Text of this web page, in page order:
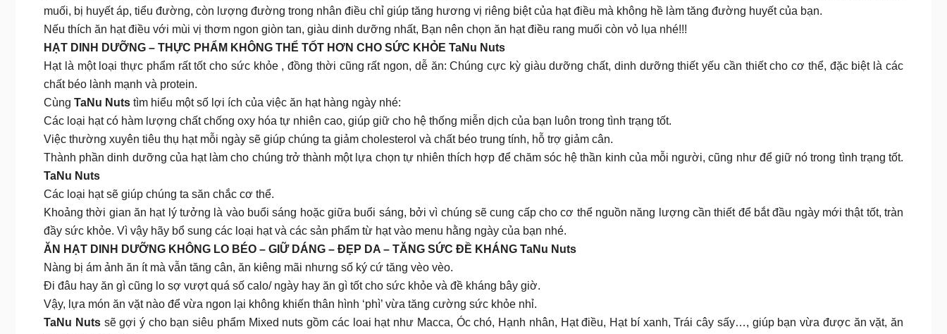
muối, bị huyết áp, tiểu đường, còn lượng đường trong nhân điều chỉ giúp tăng hương vị riêng biệt của hạt điều mà không hề làm tăng đường huyết của bạn.
Nếu thích ăn hạt điều với mùi vị thơm ngon giòn tan, giàu dinh dưỡng nhất, Bạn nên chọn ăn hạt điều rang muối còn vỏ lụa nhé!!!
HẠT DINH DƯỠNG – THỰC PHẨM KHÔNG THỂ TỐT HƠN CHO SỨC KHỎE TaNu Nuts
Hạt là một loại thực phẩm rất tốt cho sức khỏe , đồng thời cũng rất ngon, dễ ăn: Chúng cực kỳ giàu dưỡng chất, dinh dưỡng thiết yếu cần thiết cho cơ thể, đặc biệt là các
chất béo lành mạnh và protein.
Cùng TaNu Nuts tìm hiểu một số lợi ích của việc ăn hạt hàng ngày nhé:
Các loại hạt có hàm lượng chất chống oxy hóa tự nhiên cao, giúp giữ cho hệ thống miễn dịch của bạn luôn trong tình trạng tốt.
Việc thường xuyên tiêu thụ hạt mỗi ngày sẽ giúp chúng ta giảm cholesterol và chất béo trung tính, hỗ trợ giảm cân.
Thành phần dinh dưỡng của hạt làm cho chúng trở thành một lựa chọn tự nhiên thích hợp để chăm sóc hệ thần kinh của mỗi người, cũng như để giữ nó trong tình trạng tốt.
TaNu Nuts
Các loại hạt sẽ giúp chúng ta săn chắc cơ thể.
Khoảng thời gian ăn hạt lý tưởng là vào buổi sáng hoặc giữa buổi sáng, bởi vì chúng sẽ cung cấp cho cơ thể nguồn năng lượng cần thiết để bắt đầu ngày mới thật tốt, tràn
đầy sức khỏe. Vì vậy hãy bổ sung các loại hạt và các sản phẩm từ hạt vào menu hằng ngày của bạn nhé.
ĂN HẠT DINH DƯỠNG KHÔNG LO BÉO – GIỮ DÁNG – ĐẸP DA – TĂNG SỨC ĐỀ KHÁNG TaNu Nuts
Nàng bị ám ảnh ăn ít mà vẫn tăng cân, ăn kiêng mãi nhưng số ký cứ tăng vèo vèo.
Đi đâu hay ăn gì cũng lo sợ vượt quá số calo/ ngày hay ăn gì tốt cho sức khỏe và đề kháng bây giờ.
Vậy, lựa món ăn vặt nào để vừa ngon lại không khiến thân hình ‘phì’ vừa tăng cường sức khỏe nhỉ.
TaNu Nuts sẽ gợi ý cho bạn siêu phẩm Mixed nuts gồm các loai hạt như Macca, Óc chó, Hạnh nhân, Hạt điều, Hạt bí xanh, Trái cây sấy…, giúp bạn vừa được ăn vặt, ăn